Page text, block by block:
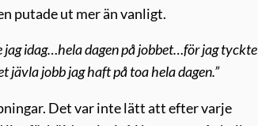
putade ut mer än vanligt.
jag idag…hela dagen på jobbet…för jag tyckte
jobb jag haft på toa hela dagen.”
Det var inte lätt att efter varje